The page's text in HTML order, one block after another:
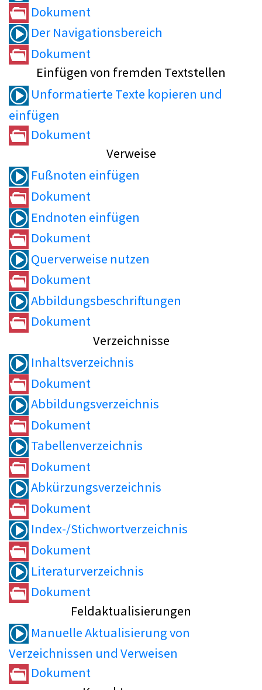
Dokument
Der Navigationsbereich
Dokument
Einfügen von fremden Textstellen
Unformatierte Texte kopieren und
einfügen
Dokument
Verweise
Fußnoten einfügen
Dokument
Endnoten einfügen
Dokument
Querverweise nutzen
Dokument
Abbildungsbeschriftungen
Dokument
Verzeichnisse
Inhaltsverzeichnis
Dokument
Abbildungsverzeichnis
Dokument
Tabellenverzeichnis
Dokument
Abkürzungsverzeichnis
Dokument
Index-/Stichwortverzeichnis
Dokument
Literaturverzeichnis
Dokument
Feldaktualisierungen
Manuelle Aktualisierung von
Verzeichnissen und Verweisen
Dokument